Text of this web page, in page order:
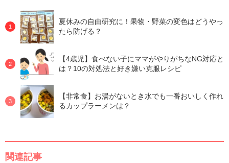
夏休みの自由研究に！果物・野菜の変色はどうやっ
たら防げる？
【4歳児】食べない子にママがやりがちなNG対応と
は？10の対処法と好き嫌い克服レシピ
【非常食】お湯がないとき水でも一番おいしく作れ
るカップラーメンは？
関連記事